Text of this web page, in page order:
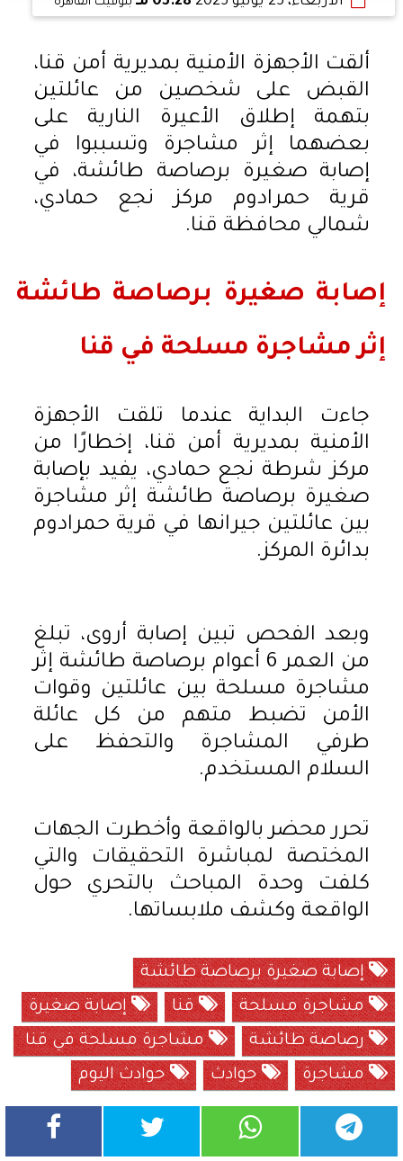
ألقت الأجهزة الأمنية بمديرية أمن قنا،
القبض على شخصين من عائلتين
بتهمة إطلاق الأعيرة النارية على
بعضهما إثر مشاجرة وتسببوا في
إصابة صغيرة برصاصة طائشة، في
قرية حمرادوم مركز نجع حمادي،
شمالي محافظة قنا.
إصابة صغيرة برصاصة طائشة
إثر مشاجرة مسلحة في قنا
جاءت البداية عندما تلقت الأجهزة
الأمنية بمديرية أمن قنا، إخطارًا من
مركز شرطة نجع حمادي، يفيد بإصابة
صغيرة برصاصة طائشة إثر مشاجرة
بين عائلتين جيرانها في قرية حمرادوم
بدائرة المركز.
وبعد الفحص تبين إصابة أروى، تبلغ
من العمر 6 أعوام برصاصة طائشة إثر
مشاجرة مسلحة بين عائلتين وقوات
الأمن تضبط متهم من كل عائلة
طرفي المشاجرة والتحفظ على
السلام المستخدم.
تحرر محضر بالواقعة وأخطرت الجهات
المختصة لمباشرة التحقيقات والتي
كلفت وحدة المباحث بالتحري حول
الواقعة وكشف ملابساتها.
إصابة صغيرة برصاصة طائشة
مشاجرة مسلحة
قنا
إصابة صغيرة
رصاصة طائشة
مشاجرة مسلحة في قنا
مشاجرة
حوادث حوادث اليوم